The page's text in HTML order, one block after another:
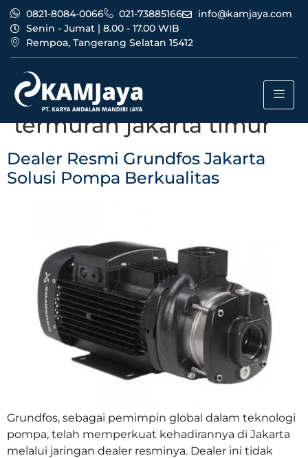
0821-8084-0066 021-73885166
info@kamjaya.com
Senin - Jumat | 8.00 - 17.00 WIB
Rempoa, Tangerang Selatan 15412
Tag:
grundfos jakarta
termurah jakarta timur
Dealer Resmi Grundfos Jakarta
Solusi Pompa Berkualitas
Grundfos, sebagai pemimpin global dalam teknologi
pompa, telah memperkuat kehadirannya di Jakarta
melalui jaringan dealer resminya. Dealer ini tidak